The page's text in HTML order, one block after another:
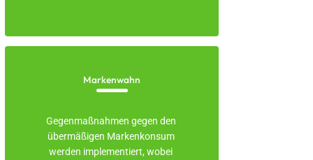
Markenwahn
Gegenmaßnahmen gegen den
übermäßigen Markenkonsum
werden implementiert, wobei